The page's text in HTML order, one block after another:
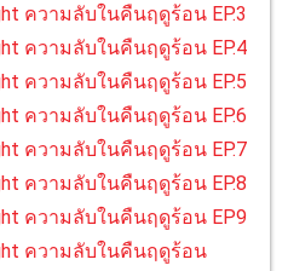
ความลับในคืนฤดูร้อน EP.3
ความลับในคืนฤดูร้อน EP.4
ความลับในคืนฤดูร้อน EP.5
ความลับในคืนฤดูร้อน EP.6
ความลับในคืนฤดูร้อน EP.7
ความลับในคืนฤดูร้อน EP.8
ความลับในคืนฤดูร้อน EP9
ความลับในคืนฤดูร้อน